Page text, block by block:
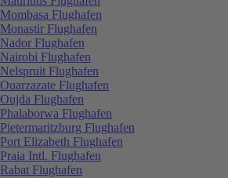
Mombasa Flughafen
Monastir Flughafen
Nador Flughafen
Nairobi Flughafen
Nelspruit Flughafen
Ouarzazate Flughafen
Oujda Flughafen
Phalaborwa Flughafen
Pietermaritzburg Flughafen
Port Elizabeth Flughafen
Praia Intl. Flughafen
Rabat Flughafen